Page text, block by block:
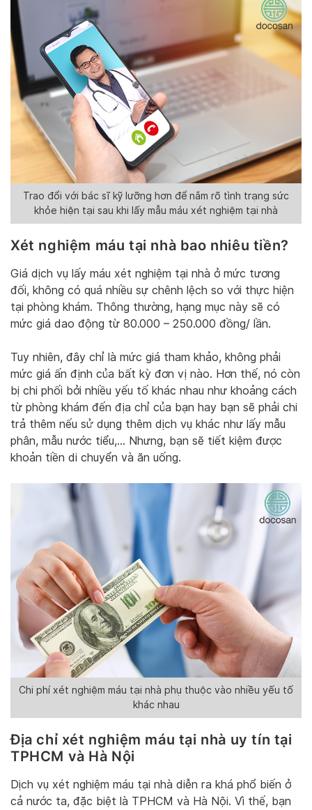
Trao đổi với bác sĩ kỹ lưỡng hơn để nắm rõ tình trạng sức
khỏe hiện tại sau khi lấy mẫu máu xét nghiệm tại nhà
Xét nghiệm máu tại nhà bao nhiêu tiền?
Giá dịch vụ lấy máu xét nghiệm tại nhà ở mức tương
đối, không có quá nhiều sự chênh lệch so với thực hiện
tại phòng khám. Thông thường, hạng mục này sẽ có
mức giá dao động từ 80.000 – 250.000 đồng/ lần.
Tuy nhiên, đây chỉ là mức giá tham khảo, không phải
mức giá ấn định của bất kỳ đơn vị nào. Hơn thế, nó còn
bị chi phối bởi nhiều yếu tố khác nhau như khoảng cách
từ phòng khám đến địa chỉ của bạn hay bạn sẽ phải chi
trả thêm nếu sử dụng thêm dịch vụ khác như lấy mẫu
phân, mẫu nước tiểu,… Nhưng, bạn sẽ tiết kiệm được
khoản tiền di chuyển và ăn uống.
Chi phí xét nghiệm máu tại nhà phụ thuộc vào nhiều yếu tố
khác nhau
Địa chỉ xét nghiệm máu tại nhà uy tín tại
TPHCM và Hà Nội
Dịch vụ xét nghiệm máu tại nhà diễn ra khá phổ biến ở
cả nước ta, đặc biệt là TPHCM và Hà Nội. Vì thế, bạn